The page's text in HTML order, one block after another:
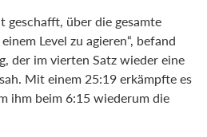
geschafft, über die gesamte
Level zu agieren“, befand
der im vierten Satz wieder eine
Mit einem 25:19 erkämpfte es
ihm beim 6:15 wiederum die